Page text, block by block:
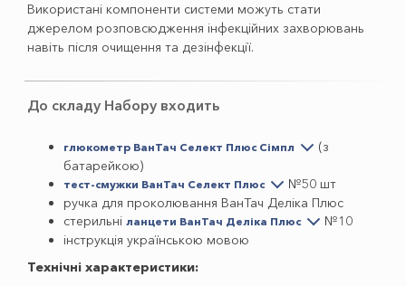
Використані компоненти системи можуть стати
джерелом розповсюдження інфекційних захворювань
навіть після очищення та дезінфекції.
До складу Набору входить
глюкометр ВанТач Селект Плюс Сімпл
(з
батарейкою)
тест-смужки ВанТач Селект Плюс
№50 шт
ручка для проколювання ВанТач Деліка Плюс
стерильні ланцети ВанТач Деліка Плюс
№10
інструкція українською мовою
Технічні характеристики: